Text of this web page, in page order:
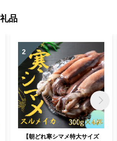
品
2
【朝どれ寒シマメ特大サイズ